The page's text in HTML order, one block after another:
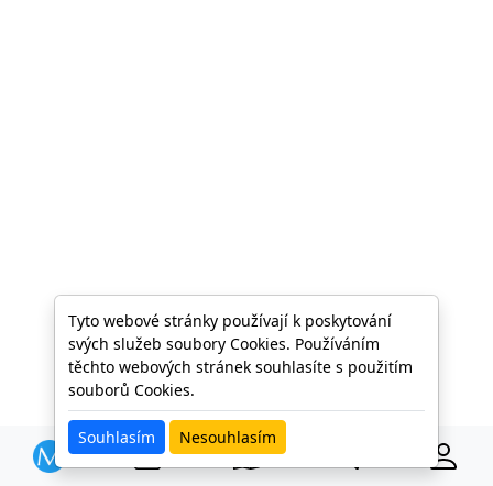
Tyto webové stránky používají k poskytování
svých služeb soubory Cookies. Používáním
těchto webových stránek souhlasíte s použitím
souborů Cookies.
Souhlasím Nesouhlasím